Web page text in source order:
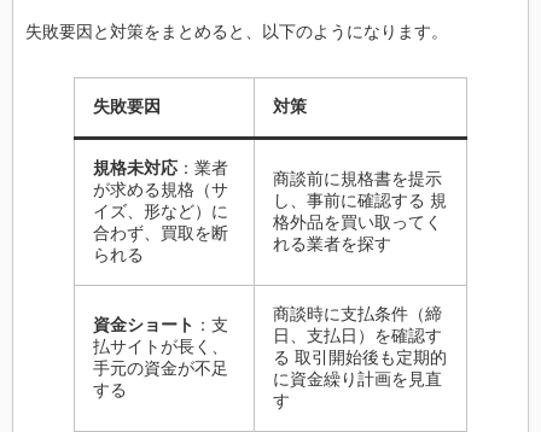
失敗要因と対策をまとめると、以下のようになります。
失敗要因 対策
規格未対応 ：業者
が求める規格（サ
イズ、形など）に
合わず、買取を断
られる
商談前に規格書を提示
し、事前に確認する 規
格外品を買い取ってく
れる業者を探す
資金ショート ：支
払サイトが長く、
手元の資金が不足
する
商談時に支払条件（締
日、支払日）を確認す
る 取引開始後も定期的
に資金繰り計画を見直
す